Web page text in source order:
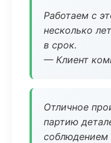
Работаем с
несколько
в срок.
— Клиент
Отличное
партию
соблюдением